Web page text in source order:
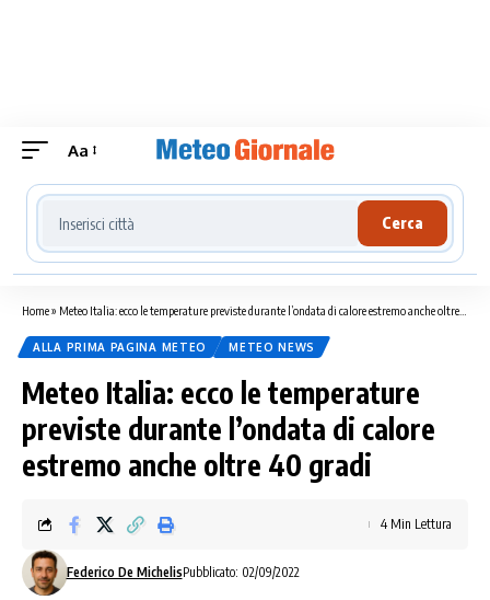
Aa
Cerca località meteo
Cerca
Home» Meteo Italia: ecco le temperature previste durante l’ondata di calore estremo anche oltre 40 gradi
ALLA PRIMA PAGINA METEO METEO NEWS
Meteo Italia: ecco le temperature
previste durante l’ondata di calore
estremo anche oltre 40 gradi
Federico De MichelisPubblicato: 02/09/2022
4 Min Lettura